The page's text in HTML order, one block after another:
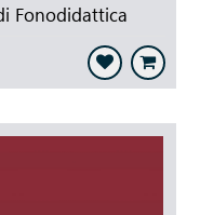
Fonodidattica